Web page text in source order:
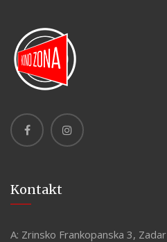
Kontakt
A: Zrinsko Frankopanska 3, Zadar